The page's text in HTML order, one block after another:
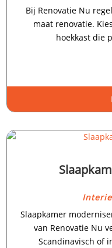
Bij Renovatie Nu
maat renovatie.​
hoekkast die
Slaapkamer
van Renovatie Nu
Scandinavisch of